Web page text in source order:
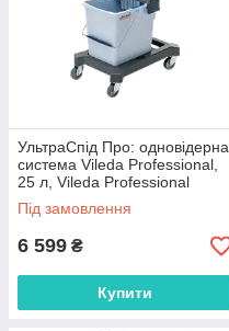
УльтраСпід Про: одновідерна
система Vileda Professional,
25 л, Vileda Professional
Під замовлення
6 599 ₴
Купити